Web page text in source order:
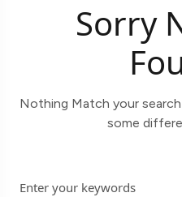
Sorry
Nothing Match your
some